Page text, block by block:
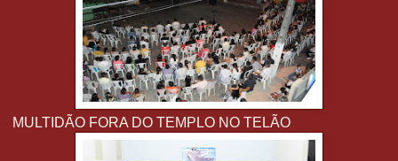
MULTIDÃO FORA DO TEMPLO NO TELÃO